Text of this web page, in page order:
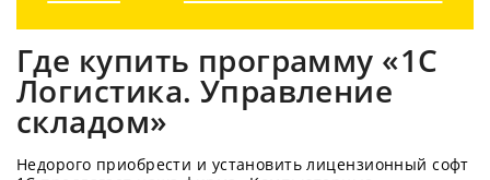
Где купить программу «1С
Логистика. Управление
складом»
Недорого приобрести и установить лицензионный софт